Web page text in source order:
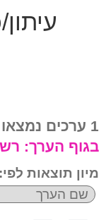
1 ערכים נמצאו בהקשר לנושא:
בגוף הערך:
מיון תוצאות לפי: